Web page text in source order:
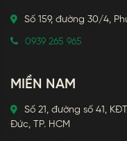
Số 159, đường 30/4,
0939 265 965
MIỀN NAM
Số 21, đường số 41,
Đức, TP. HCM